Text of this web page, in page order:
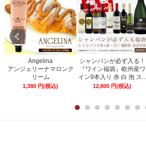
Angelina
アンジェリーナマロンク
リーム
1,380 円(税込)
シャンパンが必ず入る！
『ワイン福袋』欧州産ワ
イン9本入り 赤 白 泡 ス...
12,800 円(税込)